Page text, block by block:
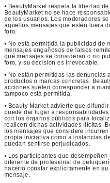
• BeautyMarket respeta la libertad
BeautyMarket no se hace
de los usuarios. Los moderadores
aquellos mensajes que estén fuera
foro.
• No está permitida la publicidad de
mensajes engañosos de falsos
qué mensajes se consideran o no
foro, y su decisión es irrevocable.
• No están permitidas las denuncias
productos o marcas concretas.
acciones suelen corresponder a
tampoco está permitida.
• Beauty Market advierte que
puede dar lugar a
con los órganos públicos para
realicen dichas actividades ilícitas.
los mensajes que considere
propia iniciativa como a instancias
puedan sentirse perjudicados.
• Los participantes que
diferente de profesional de
hacerlo constar explícitamente en
mensaje.